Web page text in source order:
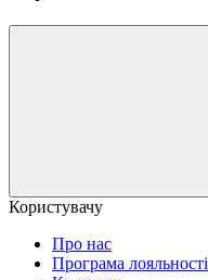
Користувачу
Про нас
Програма лояльності